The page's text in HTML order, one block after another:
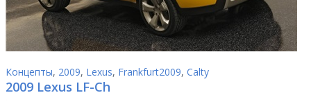
Концепты, 2009, Lexus, Frankfurt2009, Calty
2009 Lexus LF-Ch